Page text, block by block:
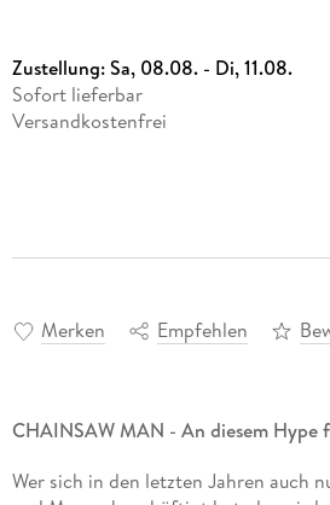
Zustellung:Sa, 08.08. - Di, 11.08.
Sofort lieferbar
Versandkostenfrei
Merken Empfehlen
CHAINSAW MAN - An diesem Hype
Wer sich in den letzten Jahren auch